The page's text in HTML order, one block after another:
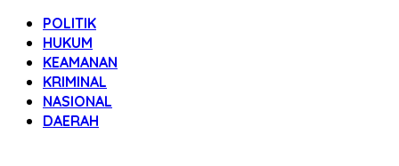
POLITIK
HUKUM
KEAMANAN
KRIMINAL
NASIONAL
DAERAH